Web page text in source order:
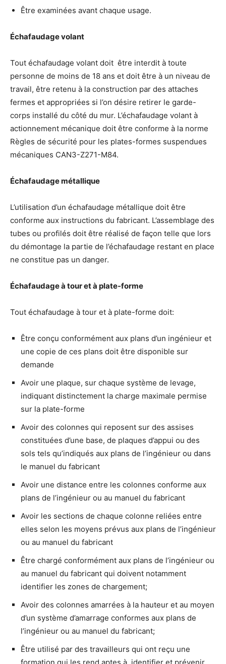
Être examinées avant chaque usage.
Échafaudage volant
Tout échafaudage volant doit être interdit à toute
personne de moins de 18 ans et doit être à un niveau de
travail, être retenu à la construction par des attaches
fermes et appropriées si l’on désire retirer le garde-
corps installé du côté du mur. L’échafaudage volant à
actionnement mécanique doit être conforme à la norme
Règles de sécurité pour les plates-formes suspendues
mécaniques CAN3-Z271-M84.
Échafaudage métallique
L’utilisation d’un échafaudage métallique doit être
conforme aux instructions du fabricant. L’assemblage des
tubes ou profilés doit être réalisé de façon telle que lors
du démontage la partie de l’échafaudage restant en place
ne constitue pas un danger.
Échafaudage à tour et à plate-forme
Tout échafaudage à tour et à plate-forme doit:
Être conçu conformément aux plans d’un ingénieur et
une copie de ces plans doit être disponible sur
demande
Avoir une plaque, sur chaque système de levage,
indiquant distinctement la charge maximale permise
sur la plate-forme
Avoir des colonnes qui reposent sur des assises
constituées d’une base, de plaques d’appui ou des
sols tels qu’indiqués aux plans de l’ingénieur ou dans
le manuel du fabricant
Avoir une distance entre les colonnes conforme aux
plans de l’ingénieur ou au manuel du fabricant
Avoir les sections de chaque colonne reliées entre
elles selon les moyens prévus aux plans de l’ingénieur
ou au manuel du fabricant
Être chargé conformément aux plans de l’ingénieur ou
au manuel du fabricant qui doivent notamment
identifier les zones de chargement;
Avoir des colonnes amarrées à la hauteur et au moyen
d’un système d’amarrage conformes aux plans de
l’ingénieur ou au manuel du fabricant;
Être utilisé par des travailleurs qui ont reçu une